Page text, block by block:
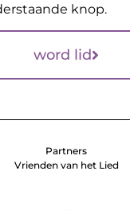
knop.
word lid
Partners
Vrienden van het Lied